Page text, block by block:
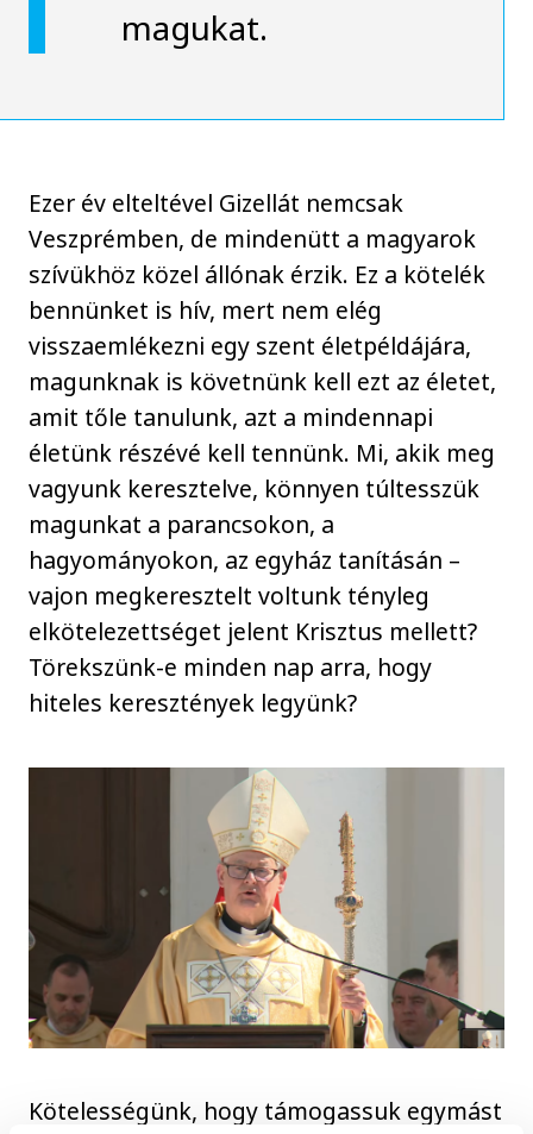
magukat.
Ezer év elteltével Gizellát nemcsak
Veszprémben, de mindenütt a magyarok
szívükhöz közel állónak érzik. Ez a kötelék
bennünket is hív, mert nem elég
visszaemlékezni egy szent életpéldájára,
magunknak is követnünk kell ezt az életet,
amit tőle tanulunk, azt a mindennapi
életünk részévé kell tennünk. Mi, akik meg
vagyunk keresztelve, könnyen túltesszük
magunkat a parancsokon, a
hagyományokon, az egyház tanításán –
vajon megkeresztelt voltunk tényleg
elkötelezettséget jelent Krisztus mellett?
Törekszünk-e minden nap arra, hogy
hiteles keresztények legyünk?
Kötelességünk, hogy támogassuk egymást